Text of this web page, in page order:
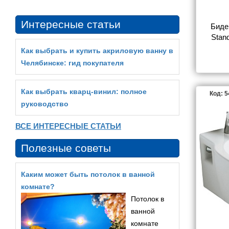
Код:
Интересные статьи
Как выбрать и купить акриловую ванну в
Челябинске: гид покупателя
Как выбрать кварц‑винил: полное
руководство
ВСЕ ИНТЕРЕСНЫЕ СТАТЬИ
Полезные советы
Каким может быть потолок в ванной
комнате?
Потолок в
ванной
комнате